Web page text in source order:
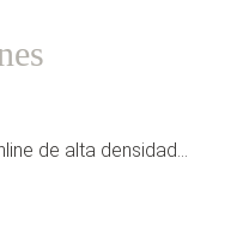
de alta densidad...